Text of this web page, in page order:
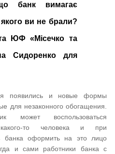
банк вимагає
ви не брали?
ЮФ «Місечко та
Сидоренко для
появились и новые формы
для незаконного обогащения.
может воспользоваться
то человека и при
банка оформить на это лицо
и сами работники банка с